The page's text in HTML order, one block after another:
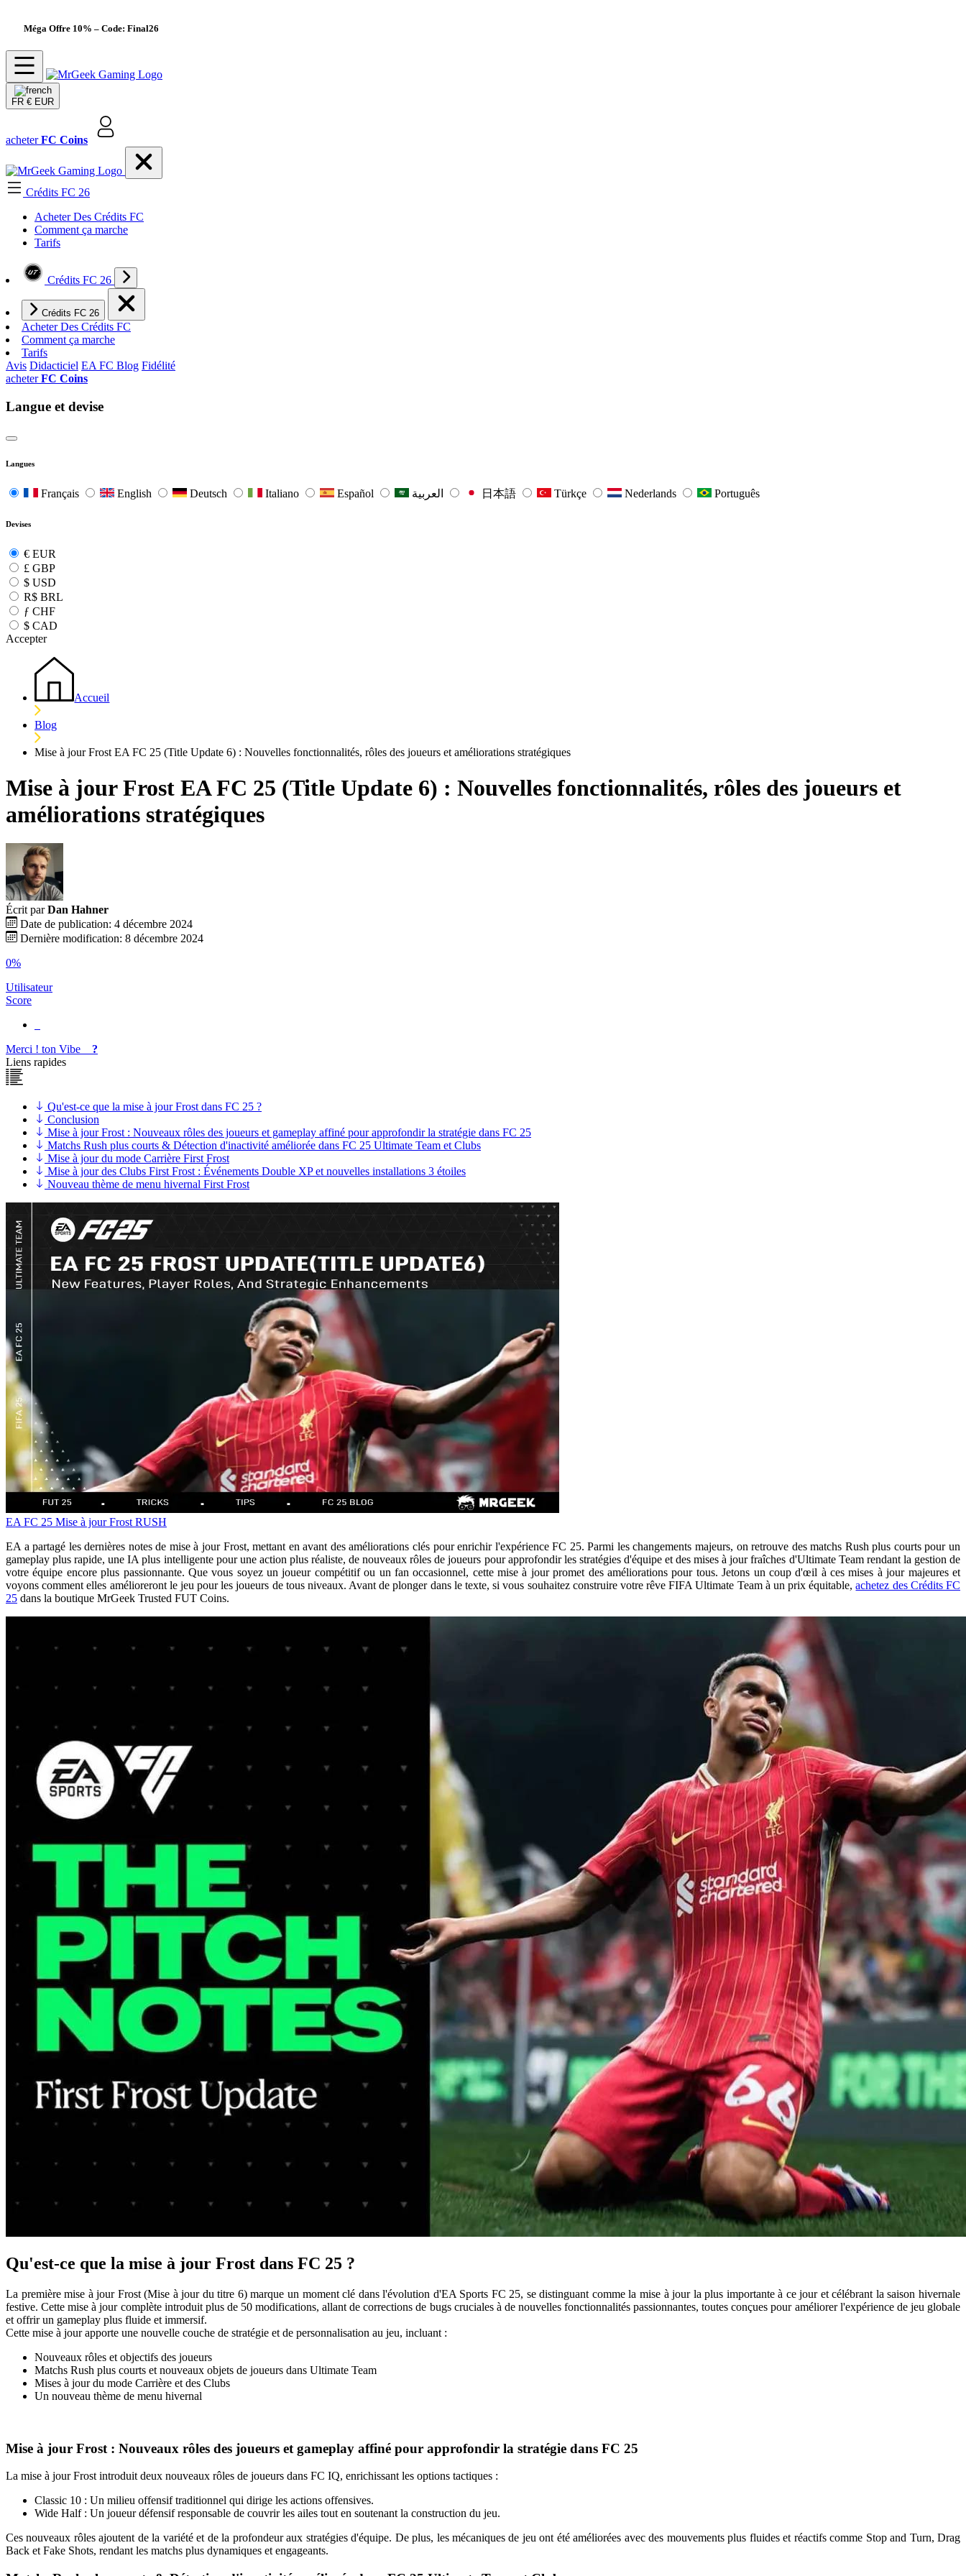
Méga Offre 10% – Code: Final26
FR € EUR
acheterFC Coins
Crédits FC 26
Acheter Des Crédits FC
Comment ça marche
Tarifs
Crédits FC 26
Crédits FC 26
Acheter Des Crédits FC
Comment ça marche
Tarifs
Avis Didacticiel EA FC Blog Fidélité
acheterFC Coins
Langue et devise
Langues
Français English Deutsch Italiano Español 日本語 Türkçe Nederlands Português
Devises
€ EUR
£ GBP
$ USD
R$ BRL
ƒ CHF
$ CAD
Accepter
Accueil
Blog
Mise à jour Frost EA FC 25 (Title Update 6) : Nouvelles fonctionnalités, rôles des joueurs et améliorations stratégiques
Mise à jour Frost EA FC 25 (Title Update 6) : Nouvelles fonctionnalités, rôles des joueurs et
améliorations stratégiques
Écrit par Dan Hahner
Date de publication: 4 décembre 2024
Dernière modification: 8 décembre 2024
0%
Utilisateur
Score
Merci ! ton Vibe
?
Liens rapides
Qu'est-ce que la mise à jour Frost dans FC 25 ?
Conclusion
Mise à jour Frost : Nouveaux rôles des joueurs et gameplay affiné pour approfondir la stratégie dans FC 25
Matchs Rush plus courts & Détection d'inactivité améliorée dans FC 25 Ultimate Team et Clubs
Mise à jour du mode Carrière First Frost
Mise à jour des Clubs First Frost : Événements Double XP et nouvelles installations 3 étoiles
Nouveau thème de menu hivernal First Frost
EA FC 25 Mise à jour Frost RUSH
EA a partagé les dernières notes de mise à jour Frost, mettant en avant des améliorations clés pour enrichir l'expérience FC 25. Parmi les changements majeurs, on retrouve des matchs Rush plus courts pour un
gameplay plus rapide, une IA plus intelligente pour une action plus réaliste, de nouveaux rôles de joueurs pour approfondir les stratégies d'équipe et des mises à jour fraîches d'Ultimate Team rendant la gestion de
votre équipe encore plus passionnante. Que vous soyez un joueur compétitif ou un fan occasionnel, cette mise à jour promet des améliorations pour tous. Jetons un coup d'œil à ces mises à jour majeures et
voyons comment elles amélioreront le jeu pour les joueurs de tous niveaux. Avant de plonger dans le texte, si vous souhaitez construire votre rêve FIFA Ultimate Team à un prix équitable,achetez des Crédits FC
25 dans la boutique MrGeek Trusted FUT Coins.
Qu'est-ce que la mise à jour Frost dans FC 25 ?
La première mise à jour Frost (Mise à jour du titre 6) marque un moment clé dans l'évolution d'EA Sports FC 25, se distinguant comme la mise à jour la plus importante à ce jour et célébrant la saison hivernale
festive. Cette mise à jour complète introduit plus de 50 modifications, allant de corrections de bugs cruciales à de nouvelles fonctionnalités passionnantes, toutes conçues pour améliorer l'expérience de jeu globale
et offrir un gameplay plus fluide et immersif.
Cette mise à jour apporte une nouvelle couche de stratégie et de personnalisation au jeu, incluant :
Nouveaux rôles et objectifs des joueurs
Matchs Rush plus courts et nouveaux objets de joueurs dans Ultimate Team
Mises à jour du mode Carrière et des Clubs
Un nouveau thème de menu hivernal
Mise à jour Frost : Nouveaux rôles des joueurs et gameplay affiné pour approfondir la stratégie dans FC 25
La mise à jour Frost introduit deux nouveaux rôles de joueurs dans FC IQ, enrichissant les options tactiques :
Classic 10 : Un milieu offensif traditionnel qui dirige les actions offensives.
Wide Half : Un joueur défensif responsable de couvrir les ailes tout en soutenant la construction du jeu.
Ces nouveaux rôles ajoutent de la variété et de la profondeur aux stratégies d'équipe. De plus, les mécaniques de jeu ont été améliorées avec des mouvements plus fluides et réactifs comme Stop and Turn, Drag
Back et Fake Shots, rendant les matchs plus dynamiques et engageants.